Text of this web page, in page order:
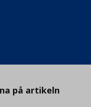
på artikeln